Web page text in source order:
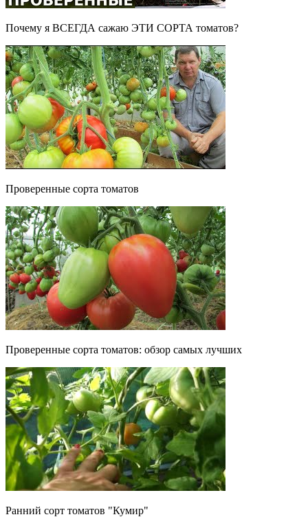
Почему я ВСЕГДА сажаю ЭТИ СОРТА томатов?
Проверенные сорта томатов
Проверенные сорта томатов: обзор самых лучших
Ранний сорт томатов "Кумир"